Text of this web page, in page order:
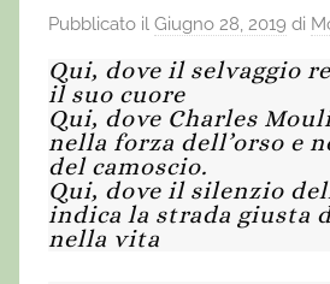
Pubblicato il Giugno 28, 2019 di
Qui, dove il selvaggio
il suo cuore
Qui, dove Charles
nella forza dell’orso e
del camoscio.
Qui, dove il silenzio
indica la strada giusta
nella vita